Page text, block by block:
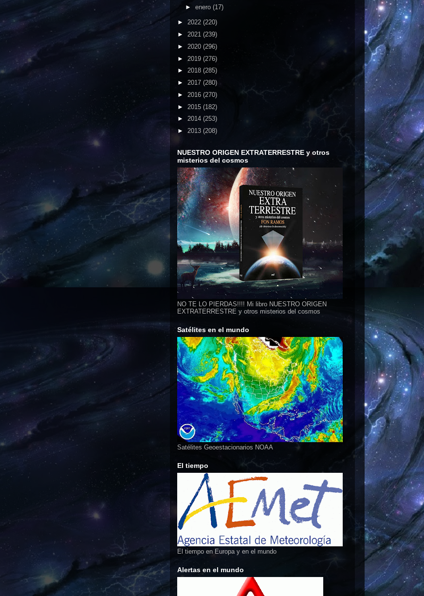
► enero (17)
► 2022 (220)
► 2021 (239)
► 2020 (296)
► 2019 (276)
► 2018 (285)
► 2017 (280)
► 2016 (270)
► 2015 (182)
► 2014 (253)
► 2013 (208)
NUESTRO ORIGEN EXTRATERRESTRE y otros
misterios del cosmos
NO TE LO PIERDAS!!!! Mi libro NUESTRO ORIGEN
EXTRATERRESTRE y otros misterios del cosmos
Satélites en el mundo
Satélites Geoestacionarios NOAA
El tiempo
El tiempo en Europa y en el mundo
Alertas en el mundo